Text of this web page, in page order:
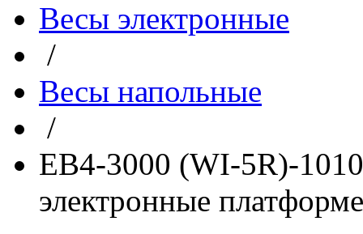
Весы электронные
/
Весы напольные
/
ЕВ4-3000 (WI-5R)-
электронные